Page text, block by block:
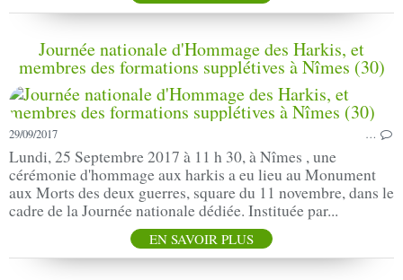
Journée nationale d'Hommage des Harkis, et
membres des formations supplétives à Nîmes (30)
29/09/2017 …
Lundi, 25 Septembre 2017 à 11 h 30, à Nîmes , une
cérémonie d'hommage aux harkis a eu lieu au Monument
aux Morts des deux guerres, square du 11 novembre, dans le
cadre de la Journée nationale dédiée. Instituée par...
EN SAVOIR PLUS